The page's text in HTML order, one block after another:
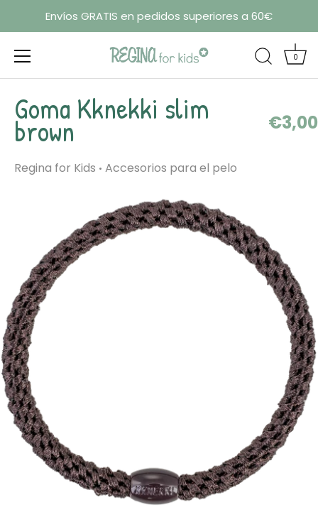
contenido
Envíos GRATIS en pedidos superiores a 60€
0
Regina for Kids • Accesorios para el pelo
€3,00
Goma Kknekki slim
brown